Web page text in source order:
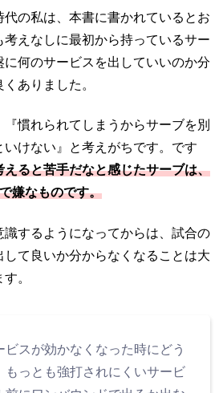
の私は、本書に書かれているとお
考えなしに最初から持っているサー
何のサービスを出していいのか分
ありました。
慣れられてしまうからサーブを別
けない』と考えがちです。です
えると苦手だなと感じたサーブは、
嫌なものです。
するようになってからは、試合の
て良いか分からなくなることは大
。
ビスが効かなくなった時にどう
もっとも強打されにくいサービ